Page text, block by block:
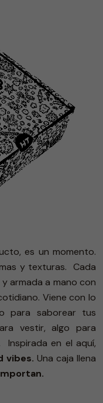
es un momento.
y texturas. Cada
armada a mano con
Viene con lo
para saborear tus
vestir, algo para
Inspirada en el aquí,
vibes. Una caja llena